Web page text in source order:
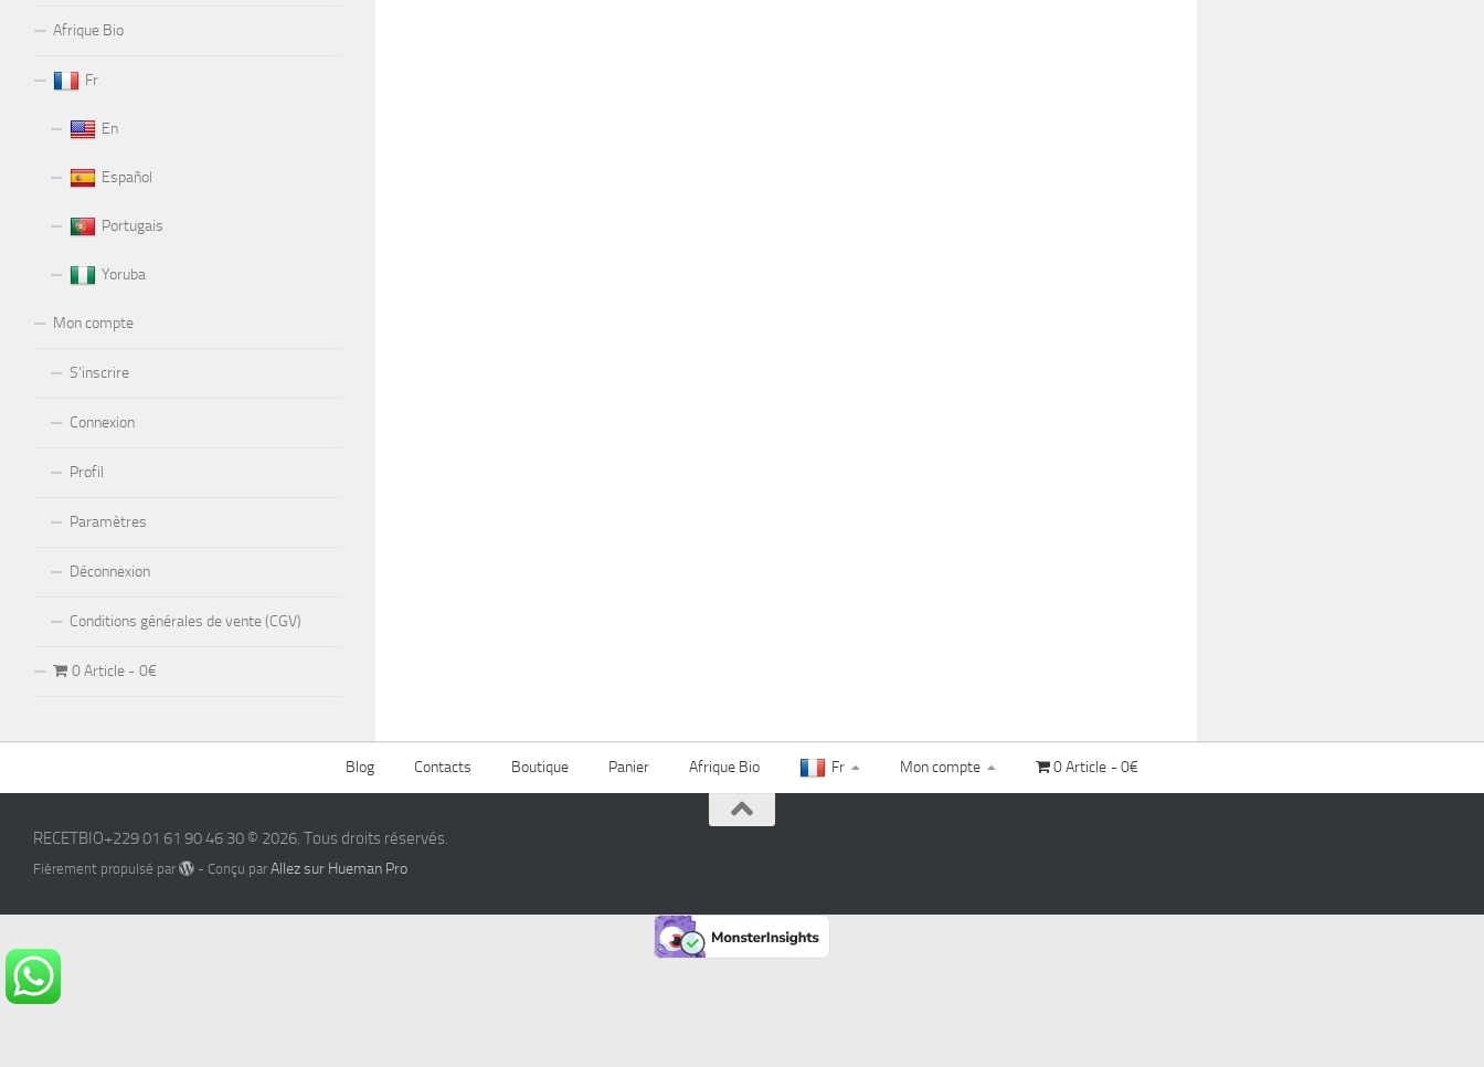
Afrique Bio
Fr
En
Español
Portugais
Yoruba
Mon compte
S’inscrire
Connexion
Profil
Paramètres
Déconnexion
Conditions générales de vente (CGV)
0 Article 0€
Blog Contacts Boutique Panier Afrique Bio Fr Mon compte 0 Article 0€
RECETBIO+229 01 61 90 46 30 © 2026. Tous droits réservés.
Fièrement propulsé par - Conçu par Allez sur Hueman Pro